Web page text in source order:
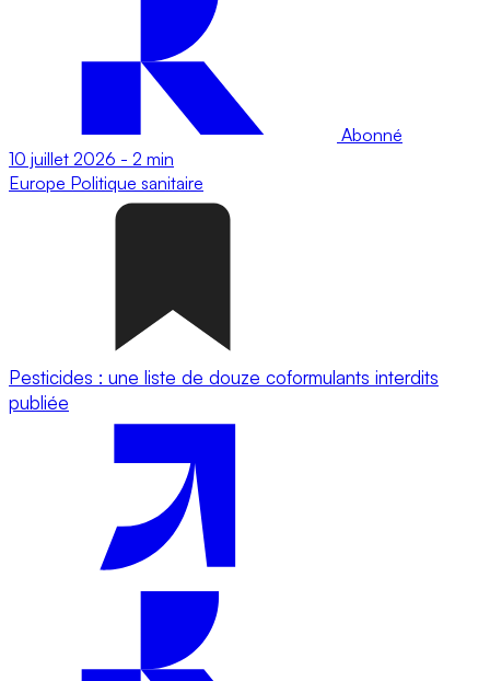
Abonné
10 juillet 2026 - 2 min
Europe Politique sanitaire
Pesticides : une liste de douze coformulants interdits
publiée